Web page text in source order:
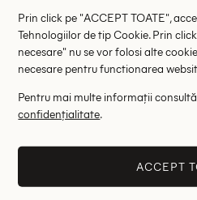
RRP: 177.00 lei
M
Altii au fost
Prin click pe "ACCEPT TOATE",
Tehnologiilor de tip Cookie. Prin
necesare" nu se vor folosi alte
necesare pentru functionarea
Pentru mai multe informații consultă
confidențialitate.
ACCEPT